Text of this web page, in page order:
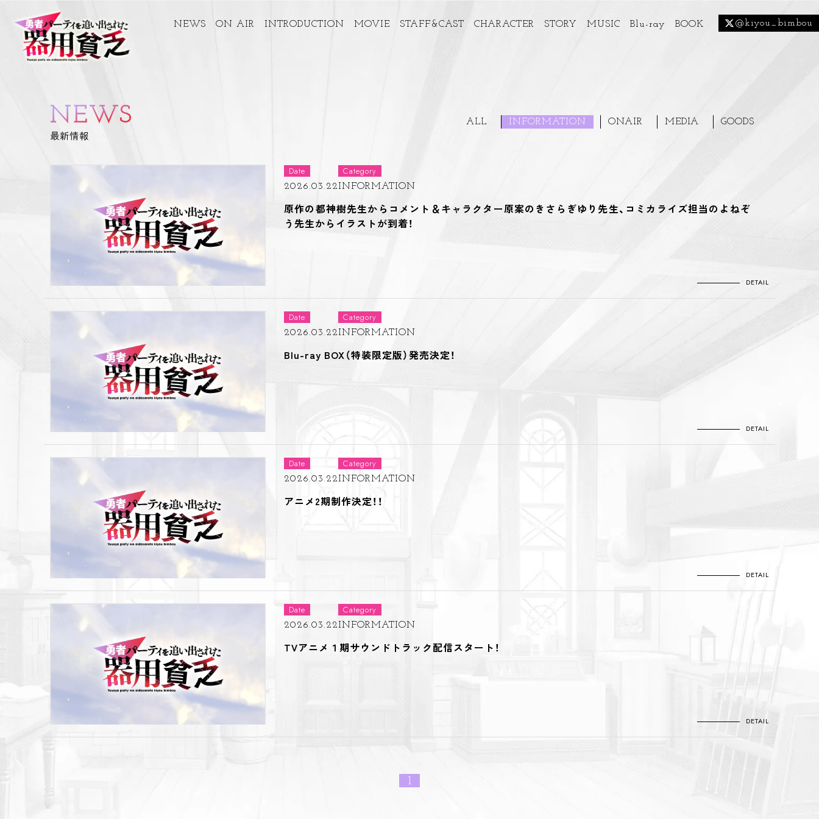
NEWS ON AIR INTRODUCTION MOVIE STAFF&CAST CHARACTER STORY MUSIC Blu-ray BOOK @kiyou_bimbou
NEWS
最新情報
ALL INFORMATION ONAIR MEDIA GOODS
Date
2026.03.22
Category
INFORMATION
原作の都神樹先生からコメント＆キャラクター原案のきさらぎゆり先生、コミカライズ担当のよねぞ
う先生からイラストが到着！
DETAIL
Date
2026.03.22
Category
INFORMATION
Blu-ray BOX（特装限定版）発売決定！
DETAIL
Date
2026.03.22
Category
INFORMATION
アニメ2期制作決定！！
DETAIL
Date
2026.03.22
Category
INFORMATION
TVアニメ１期サウンドトラック配信スタート！
DETAIL
1